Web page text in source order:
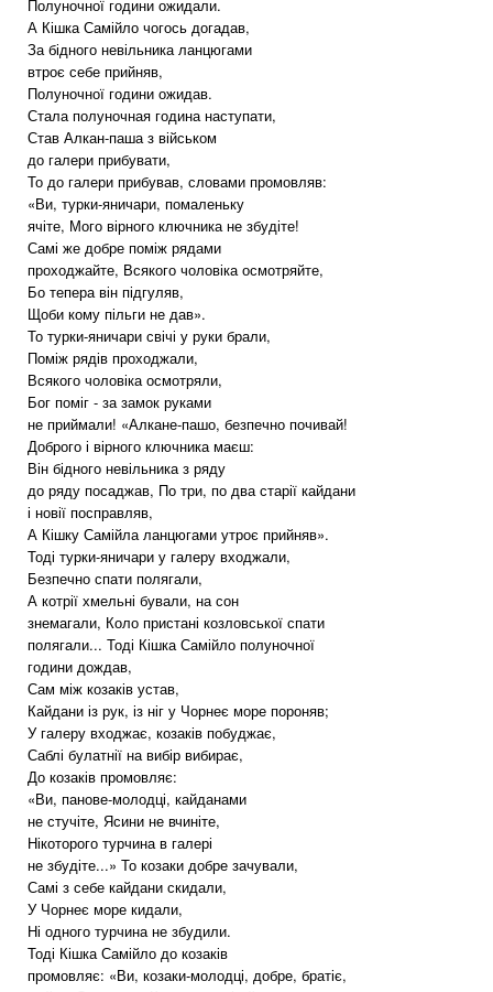
Полуночної години ожидали.
А Кішка Самійло чогось догадав,
За бідного невільника ланцюгами
втроє себе прийняв,
Полуночної години ожидав.
Стала полуночная година наступати,
Став Алкан-паша з військом
до галери прибувати,
То до галери прибував, словами промовляв:
«Ви, турки-яничари, помаленьку
ячіте, Мого вірного ключника не збудіте!
Самі же добре поміж рядами
проходжайте, Всякого чоловіка осмотряйте,
Бо тепера він підгуляв,
Щоби кому пільги не дав».
То турки-яничари свічі у руки брали,
Поміж рядів проходжали,
Всякого чоловіка осмотряли,
Бог поміг - за замок руками
не приймали! «Алкане-пашо, безпечно почивай!
Доброго і вірного ключника маєш:
Він бідного невільника з ряду
до ряду посаджав, По три, по два старії кайдани
і новії посправляв,
А Кішку Самійла ланцюгами утроє прийняв».
Тоді турки-яничари у галеру входжали,
Безпечно спати полягали,
А котрії хмельні бували, на сон
знемагали, Коло пристані козловської спати
полягали... Тоді Кішка Самійло полуночної
години дождав,
Сам між козаків устав,
Кайдани із рук, із ніг у Чорнеє море пороняв;
У галеру входжає, козаків побуджає,
Саблі булатнії на вибір вибирає,
До козаків промовляє:
«Ви, панове-молодці, кайданами
не стучіте, Ясини не вчиніте,
Нікоторого турчина в галері
не збудіте...» То козаки добре зачували,
Самі з себе кайдани скидали,
У Чорнеє море кидали,
Ні одного турчина не збудили.
Тоді Кішка Самійло до козаків
промовляє: «Ви, козаки-молодці, добре, братіє,